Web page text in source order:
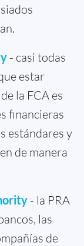
- casi todas
estar
la FCA es
financieras
estándares y
de manera
- la PRA
las
de